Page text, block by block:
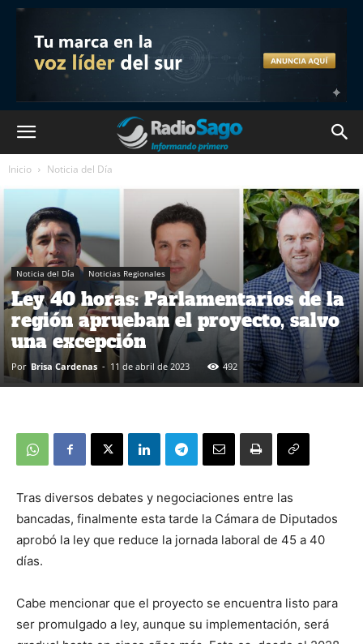
Inicio Noticia del Día
Noticia del Día Noticias Regionales
Ley 40 horas: Parlamentarios de la
región aprueban el proyecto, salvo
una excepción
Por Brisa Cardenas - 11 de abril de 2023 492
Tras diversos debates y negociaciones entre las
bancadas, finalmente esta tarde la Cámara de Diputados
aprobó la ley que reduce la jornada laboral de 45 a 40
días.
Cabe mencionar que el proyecto se encuentra listo para
ser promulgado a ley, aunque su implementación, será